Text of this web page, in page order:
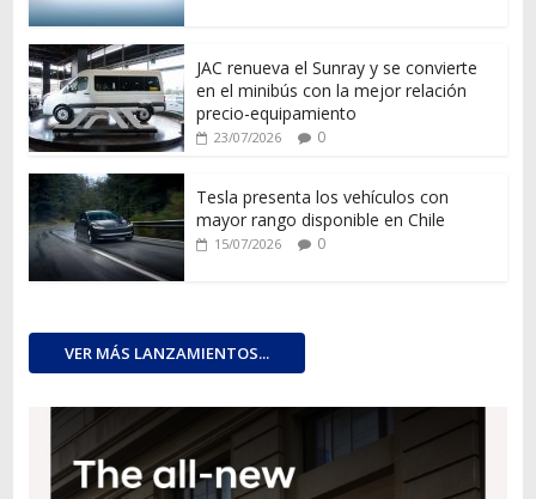
JAC renueva el Sunray y se convierte
en el minibús con la mejor relación
precio-equipamiento
23/07/2026 0
Tesla presenta los vehículos con
mayor rango disponible en Chile
15/07/2026 0
VER MÁS LANZAMIENTOS...